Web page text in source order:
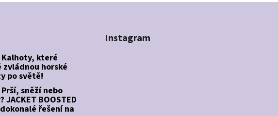
Kalhoty, které
zvládnou horské
po světě!
Prší, sněží nebo
BOOSTED
dokonalé řešení na
Instagram